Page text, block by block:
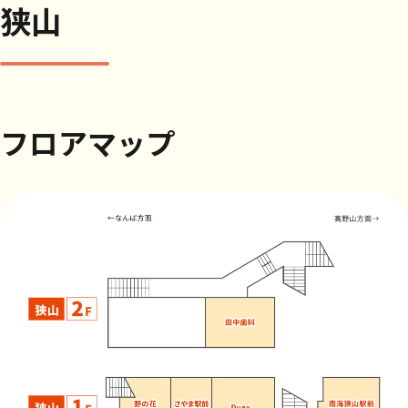
狭山
フロアマップ